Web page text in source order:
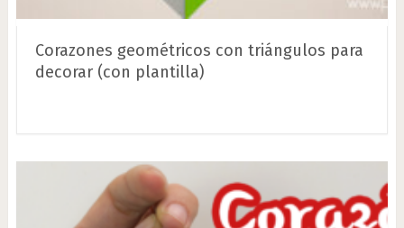
Corazones geométricos con triángulos para
decorar (con plantilla)